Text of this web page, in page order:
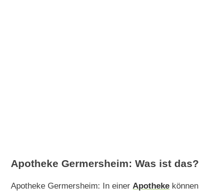
Apotheke Germersheim: Was ist das?
Apotheke Germersheim: In einer Apotheke können